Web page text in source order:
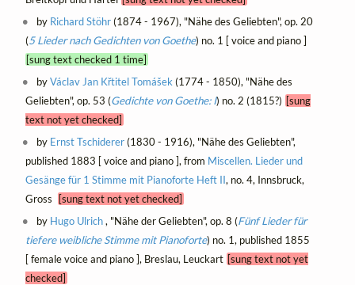
by Richard Stöhr(1874 - 1967), "Nähe des Geliebten", op. 20
(5 Lieder nach Gedichten von Goethe) no. 1 [ voice and piano ]
[sung text checked 1 time]
byVáclav Jan Křtitel Tomášek (1774 - 1850), "Nähe des
Geliebten", op. 53 (Gedichte von Goethe: I) no. 2 (1815?) [sung
text not yet checked]
by Ernst Tschiderer(1830 - 1916), "Nähe des Geliebten",
published 1883 [ voice and piano ], from Miscellen. Lieder und
Gesänge für 1 Stimme mit Pianoforte Heft II, no. 4, Innsbruck,
Gross
[sung text not yet checked]
by Hugo Ulrich, "Nähe der Geliebten", op. 8 (Fünf Lieder für
tiefere weibliche Stimme mit Pianoforte) no. 1, published 1855
[ female voice and piano ], Breslau, Leuckart [sung text not yet
checked]